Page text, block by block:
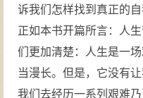
诉我们怎样找到真正的自
正如本书开篇所言：人
们更加清楚：人生是一
当漫长。但是，它没有
我们去经历一系列艰难